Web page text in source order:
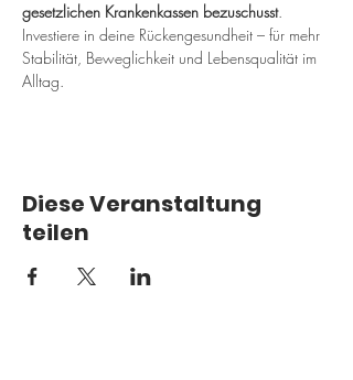
gesetzlichen Krankenkassen bezuschusst.
Investiere in deine Rückengesundheit – für mehr
Stabilität, Beweglichkeit und Lebensqualität im
Alltag.
Diese Veranstaltung
teilen